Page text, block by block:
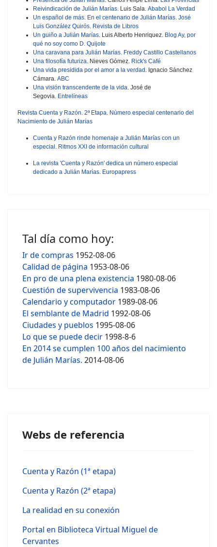
Reivindicación de Julián Marías . Luis Sala. Ababol La Verdad
Un español de más. En el centenario de Julián Marías José
Luis González Quirós Revista de Libros
Un guiño a Julián Marías . Luis Alberto Henriquez. Blog Ay, por
qué no soy como D. Quijote
Una caravana para Julián Marías. Freddy Castillo Castellanos
Una filosofía futuriza . Nieves Gómez. Rick's Café
Una vida presidida por el amor a la verdad. Ignacio Sánchez
Cámara. ABC
Una visión transcendente de la vida . José de
Segovia. Entrelíneas
Revista Cuenta y Razón. 2ª Etapa Número especial centenario del
Nacimiento de Julián Marías
Cuenta y Razón rinde homenaje a Julián Marías con un
especial Ritmos XXI de información cultural
La revista 'Cuenta y Razón' dedica un número especial
dedicado a Julián Marías Europapress
Tal día como hoy:
Ir de compras 1952-08-06
Calidad de página 1953-08-06
En pro de una plena existencia 1980-08-06
Cuestión de supervivencia 1983-08-06
Calendario y computador 1989-08-06
El semblante de Madrid 1992-08-06
Ciudades y pueblos 1995-08-06
Lo que se puede decir 1998-8-6
En 2014 se cumplen 100 años del nacimiento
de Julián Marías. 2014-08-06
Webs de referencia
Cuenta y Razón (1ª etapa)
Cuenta y Razón (2ª etapa)
La realidad en su conexión
Portal en Biblioteca Virtual Miguel de
Cervantes